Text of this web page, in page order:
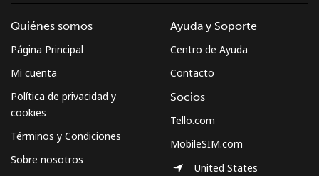
Quiénes somos
Página Principal
Mi cuenta
Política de privacidad y
cookies
Términos y Condiciones
Sobre nosotros
Ayuda y Soporte
Centro de Ayuda
Contacto
Socios
Tello.com
MobileSIM.com
United States